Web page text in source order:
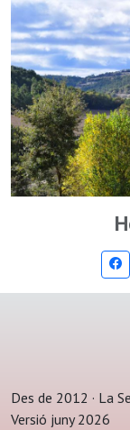
Des de 2012 · La
Versió juny 2026